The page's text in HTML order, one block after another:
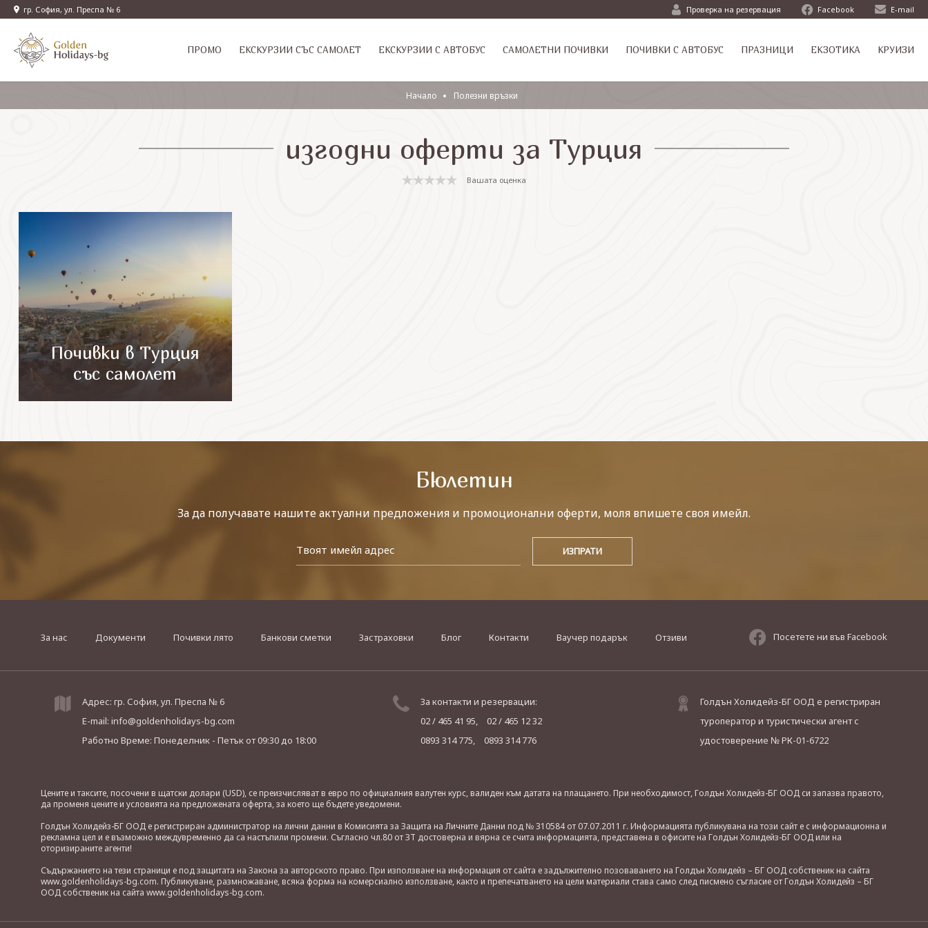
гр. София, ул. Преспа № 6 Проверка на резервация Facebook E-mail
ПРОМО EКСКУРЗИИ СЪС САМОЛЕТ ЕКСКУРЗИИ С АВТОБУС САМОЛЕТНИ ПОЧИВКИ ПОЧИВКИ С АВТОБУС ПРАЗНИЦИ ЕКЗОТИКА КРУИЗИ
Начало Полезни връзки
изгодни оферти за Турция
Вашата оценка
Почивки в Турция
със самолет
Бюлетин
За да получавате нашите актуални предложения и промоционални оферти, моля впишете своя имейл.
За нас Документи Почивки лято Банкови сметки Застраховки Блог Контакти Ваучер подарък Отзиви Посетете ни във Facebook
Адрес: гр. София, ул. Преспа № 6
E-mail: info@goldenholidays-bg.com
Работно Време: Понеделник - Петъкот 09:30 до 18:00
За контакти и резервации:
02 / 465 41 95,
02 / 465 12 32
0893 314 775,
0893 314 776
Голдън Холидейз-БГ ООД е регистриран
туроператор и туристически агент с
удостоверение № РК-01-6722
Цените и таксите, посочени в щатски долари (USD), се преизчисляват в евро по официалния валутен курс, валиден към датата на плащането. При необходимост, Голдън Холидейз-БГ ООД си запазва правото,
да променя цените и условията на предложената оферта, за което ще бъдете уведомени.
Голдън Холидейз-БГ ООД е регистриран администратор на лични данни в Комисията за Защита на Личните Данни под № 310584 от 07.07.2011 г. Информацията публикувана на този сайт е с информационна и
рекламна цел и е възможно междувременно да са настъпили промени. Съгласно чл.80 от ЗТ достоверна и вярна се счита информацията, представена в офисите на Голдън Холидейз-БГ ООД или на
оторизираните агенти!
Съдържанието на тези страници е под защитата на Закона за авторското право. При използване на информация от сайта е задължително позоваването на Голдън Холидейз – БГ ООД собственик на сайта
www.goldenholidays-bg.com. Публикуване, размножаване, всяка форма на комерсиално използване, както и препечатването на цели материали става само след писмено съгласие от Голдън Холидейз – БГ
ООД собственик на сайта www.goldenholidays-bg.com.